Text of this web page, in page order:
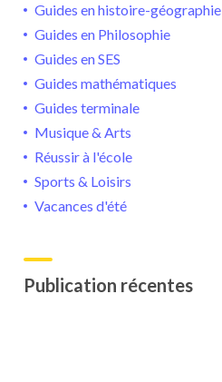
Guides en histoire-géographie
Guides en Philosophie
Guides en SES
Guides mathématiques
Guides terminale
Musique & Arts
Réussir à l'école
Sports & Loisirs
Vacances d'été
Publication récentes